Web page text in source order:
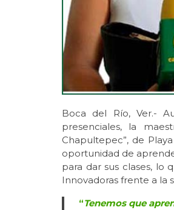
Boca del Río, Ver.-
presenciales, la
Chapultepec”, de
oportunidad de
para dar sus clases,
Innovadoras frente a la
“Tenemos que